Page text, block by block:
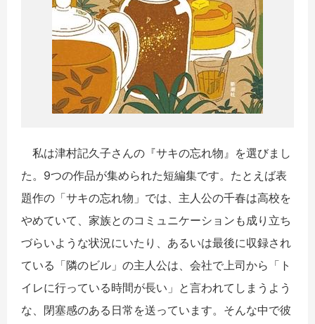
私は津村記久子さんの『サキの忘れ物』を選びまし
た。9つの作品が集められた短編集です。たとえば表
題作の「サキの忘れ物」 では、主人公の千春は高校を
やめていて、 家族とのコミュニケーションも成り立ち
づらいような状況にいたり
、あるいは最後に収録され
ている「隣のビル」の主人公は、 会社で上司から「ト
イレに行っている時間が長い」 と言われてしまうよう
な、閉塞感のある日常を送っています。 そんな中で彼